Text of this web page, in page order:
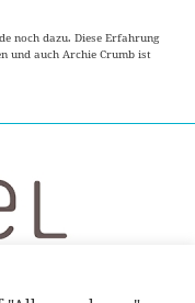
noch dazu. Diese Erfahrung
und auch Archie Crumb ist